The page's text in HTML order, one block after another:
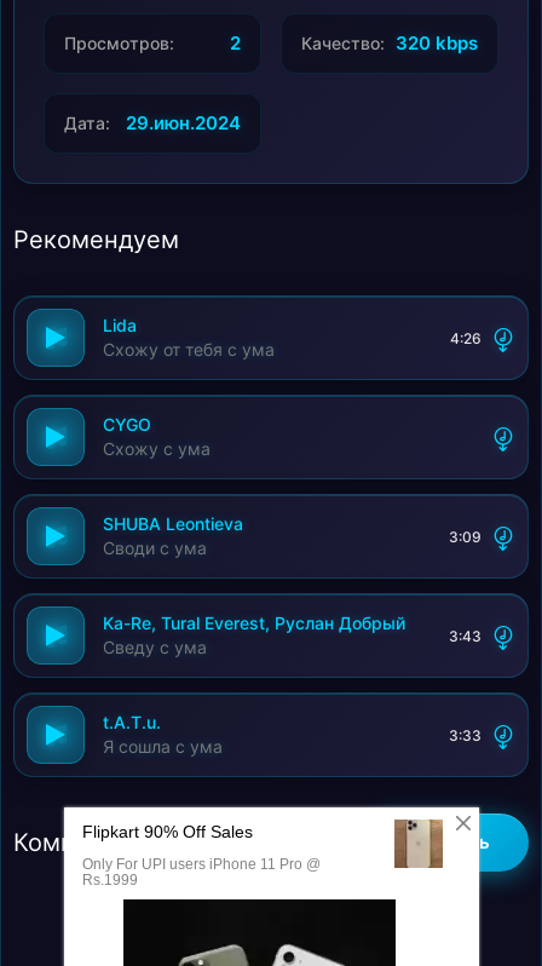
Просмотров: 2 Качество: 320 kbps
Дата: 29.июн.2024
Рекомендуем
Lida
Схожу от тебя с ума
4:26
CYGO
Схожу с ума
SHUBA Leontieva
Своди с ума
3:09
Ka-Re, Tural Everest, Руслан Добрый
Сведу с ума
3:43
t.A.T.u.
Я сошла с ума
3:33
Комментарии (0) Добавить